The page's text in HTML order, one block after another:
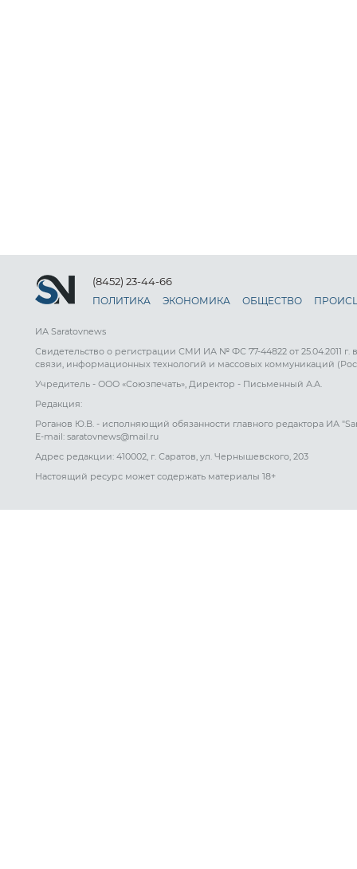
(8452) 23-44-66
ПОЛИТИКА ЭКОНОМИКА ОБЩЕСТВО
ИА Saratovnews
Свидетельство о регистрации СМИ ИА № ФС 77-44822 от 25.04.2011
связи, информационных технологий и массовых коммуникаций
Учредитель - ООО «Союзпечать», Директор - Письменный А.А.
Редакция:
Роганов Ю.В. - исполняющий обязанности главного редактора ИА
E-mail: saratovnews@mail.ru
Адрес редакции: 410002, г. Саратов, ул. Чернышевского, 203
Настоящий ресурс может содержать материалы 18+